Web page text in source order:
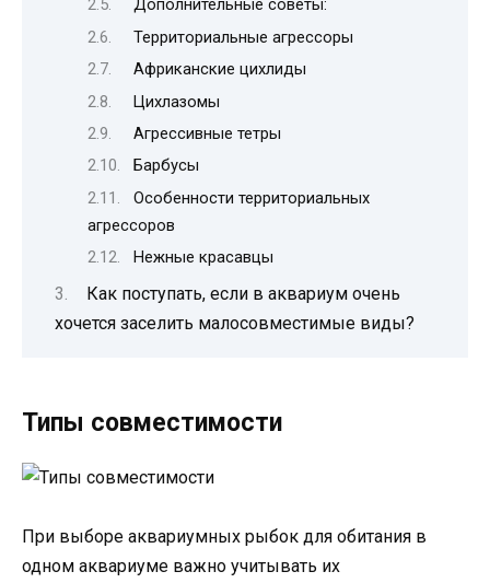
Дополнительные советы:
Территориальные агрессоры
Африканские цихлиды
Цихлазомы
Агрессивные тетры
Барбусы
Особенности территориальных
агрессоров
Нежные красавцы
Как поступать, если в аквариум очень
хочется заселить малосовместимые виды?
Типы совместимости
При выборе аквариумных рыбок для обитания в
одном аквариуме важно учитывать их